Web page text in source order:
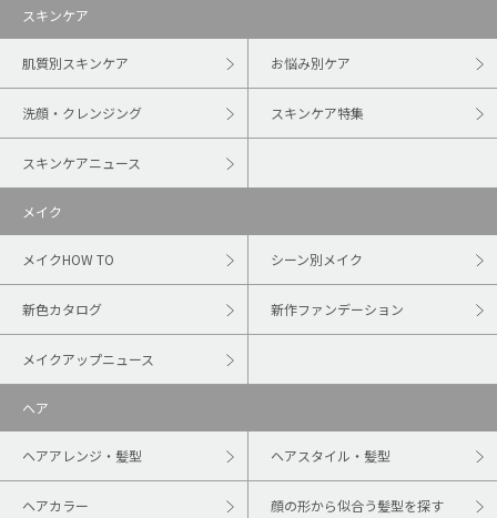
スキンケア
肌質別スキンケア お悩み別ケア
洗顔・クレンジング スキンケア特集
スキンケアニュース
メイク
メイクHOW TO シーン別メイク
新色カタログ 新作ファンデーション
メイクアップニュース
ヘア
ヘアアレンジ・髪型 ヘアスタイル・髪型
ヘアカラー 顔の形から似合う髪型を探す